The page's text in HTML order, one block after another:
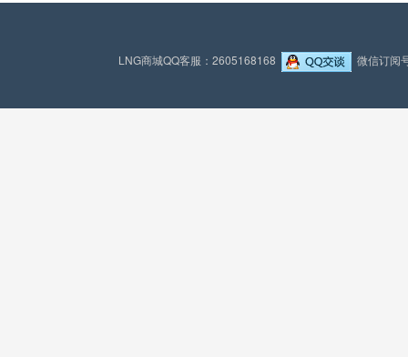
LNG商城QQ客服：2605168168 微信订阅